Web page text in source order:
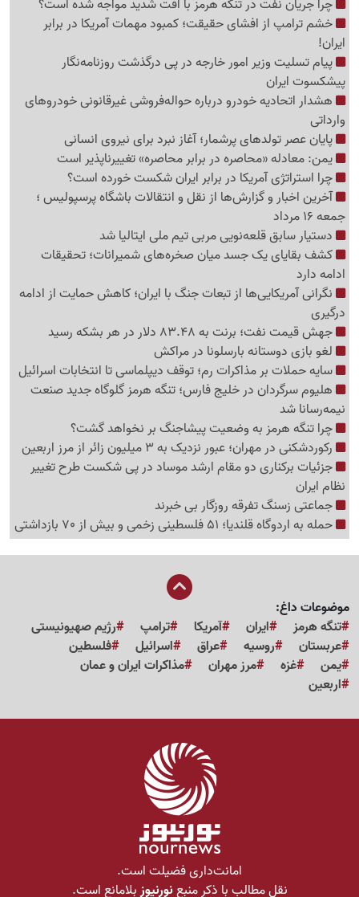
چرا جریان نفت در تنگه هرمز با افت شدید مواجه شده است؟
خشم ترامپ از افشای حقیقت؛ کمبود مهمات آمریکا در برابر
ایران!
پیام تسلیت وزیر امور خارجه در پی درگذشت روزنامه‌نگار
پیشکسوت ایران
هشدار اتحادیه خودرو درباره حواله‌فروشی غیرقانونی خودروهای
وارداتی
پایان عصر تولدهای پرشمار؛ آغاز نبرد برای نیروی انسانی
یمن: معادله «محاصره در برابر محاصره» تغییرناپذیر است
چرا استراتژی آمریکا در برابر ایران شکست خورده است؟
آخرین اخبار و گزارش‌ها از نقل و انتقالات باشگاه پرسپولیس ؛
جمعه 16 مرداد
دستیار سابق قلعه‌نویی مربی تیم ملی ایتالیا شد
کشف بقایای یک جسد میان صخره‌های شمیرانات؛ تحقیقات
ادامه دارد
نگرانی آمریکایی‌ها از تبعات جنگ با ایران؛ کاهش حمایت از ادامه
درگیری
جهش قیمت نفت؛ برنت به 83.48 دلار در هر بشکه رسید
لغو بازی دوستانه بارسلونا در مراکش
سایه حملات بر مذاکرات رم؛ توقف دیپلماسی تا انتخابات اسرائیل
هلیوم سرگردان در خلیج فارس؛ تنگه هرمز گلوگاه جدید صنعت
نیمه‌رسانا شد
چرا تنگه هرمز به وضعیت پیشاجنگ بر نخواهد گشت؟
رکوردشکنی در مهران؛ عبور نزدیک به 3 میلیون زائر از مرز اربعین
جزئیات برکناری دو مقام ارشد موساد در پی شکست طرح تغییر
نظام ایران
جماعتی زسنگ تفرقه روزگار بی خبرند
حمله به اردوگاه قلندیا؛ 51 فلسطینی زخمی و بیش از 70 بازداشتی
موضوعات داغ:
تنگه هرمز
ایران آمریکا ترامپ
رژیم صهیونیستی
عربستان
روسیه عراق اسرائیل
فلسطین
یمن
غزه مرز مهران
مذاکرات ایران و عمان
اربعین
امانت‌داری فضیلت است.
نقل مطالب با ذکر منبعنورنیوزبلامانع است.